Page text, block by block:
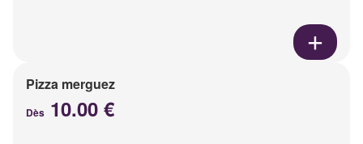
Pizza merguez
Dès 10.00 €